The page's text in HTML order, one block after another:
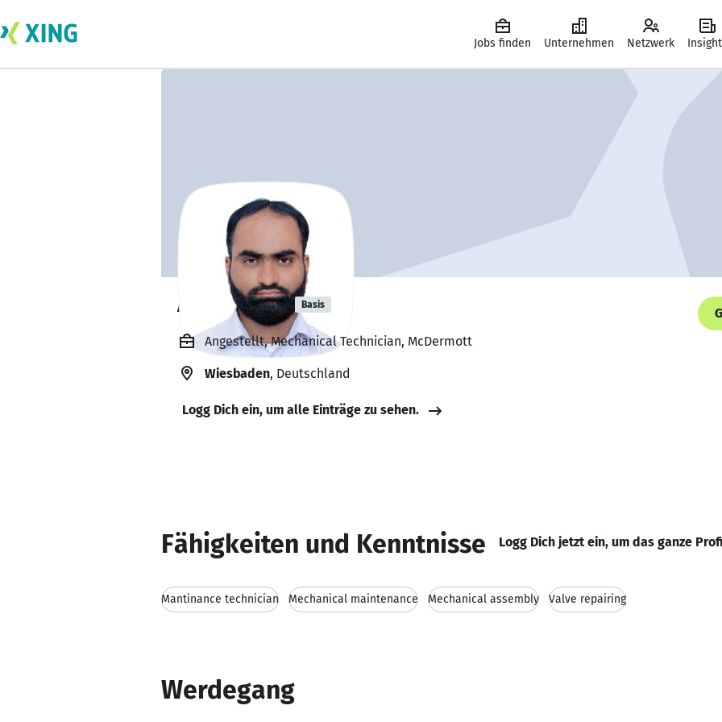
Jobs finden Unternehmen Netzwerk
ASIF Ismail Basis
Angestellt, Mechanical Technician, McDermott
Wiesbaden, Deutschland
Logg Dich ein, um alle Einträge zu sehen.
Fähigkeiten und Kenntnisse Logg Dich jetzt ein, um das ganze
Mantinance technician Mechanical maintenance Mechanical assembly Valve repairing
Werdegang